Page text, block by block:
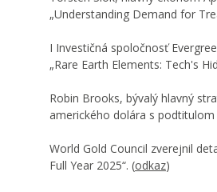
„Understanding Demand for
I Investičná spoločnosť
„Rare Earth Elements: Tech's
Robin Brooks, bývalý hlavný
amerického dolára s
World Gold Council zverejnil
Full Year 2025“. (odkaz)